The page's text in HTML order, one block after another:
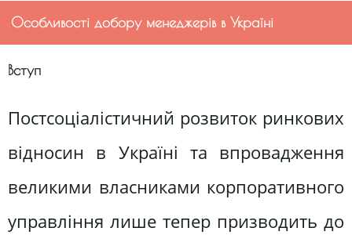
Особливості добору менеджерів в Україні
Вступ
Постсоціалістичний розвиток ринкових
відносин в Україні та впровадження
великими власниками корпоративного
управління лише тепер призводить до